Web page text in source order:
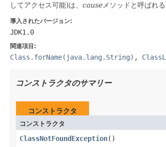
してアクセス可能)は、 cause メソッドと呼ばれ
導入されたバージョン:
JDK1.0
関連項目:
Class.forName(java.lang.String) ,
コンストラクタのサマリー
コンストラクタ
コンストラクタ
ClassNotFoundException()